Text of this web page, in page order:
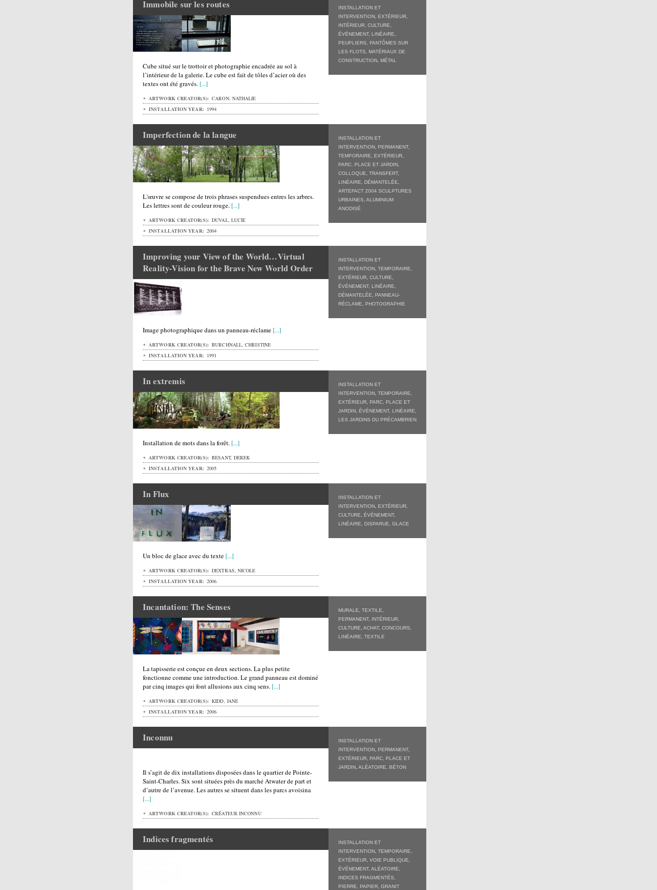
INSTALLATION ET
INTERVENTION
EXTÉRIEUR
INTÉRIEUR CULTURE
ÉVÉNEMENT, LINÉAIRE
PEUPLIERS, FANTÔMES SUR
LES FLOTS
MATÉRIAUX DE
CONSTRUCTION
MÉTAL
Immobile sur les routes
Cube situé sur le trottoir et photographie encadrée au sol à
l’intérieur de la galerie. Le cube est fait de tôles d’acier où des
textes ont été gravés. [...]
ARTWORK CREATOR(S): CARON, NATHALIE
INSTALLATION YEAR: 1994
INSTALLATION ET
INTERVENTION
PERMANENT,
TEMPORAIRE
EXTÉRIEUR
PARC, PLACE ET JARDIN
COLLOQUE
TRANSFERT,
LINÉAIRE
DÉMANTELÉE
ARTEFACT 2004 SCULPTURES
URBAINES ALUMINIUM
ANODISÉ
Imperfection de la langue
L'œuvre se compose de trois phrases suspendues entres les arbres.
Les lettres sont de couleur rouge. [...]
ARTWORK CREATOR(S): DUVAL, LUCIE
INSTALLATION YEAR: 2004
INSTALLATION ET
INTERVENTION TEMPORAIRE
EXTÉRIEUR CULTURE
ÉVÉNEMENT, LINÉAIRE
DÉMANTELÉE
PANNEAU-
RÉCLAME
PHOTOGRAPHIE
Improving your View of the World…Virtual
Reality-Vision for the Brave New World Order
Image photographique dans un panneau-réclame [...]
ARTWORK CREATOR(S): BURCHNALL, CHRISTINE
INSTALLATION YEAR: 1991
INSTALLATION ET
INTERVENTION TEMPORAIRE
EXTÉRIEUR
PARC, PLACE ET
JARDIN
ÉVÉNEMENT, LINÉAIRE
LES JARDINS DU PRÉCAMBRIEN
In extremis
Installation de mots dans la forêt. [...]
ARTWORK CREATOR(S): BESANT, DEREK
INSTALLATION YEAR: 2005
INSTALLATION ET
INTERVENTION
EXTÉRIEUR
CULTURE
ÉVÉNEMENT,
LINÉAIRE
DISPARUE GLACE
In Flux
Un bloc de glace avec du texte [...]
ARTWORK CREATOR(S): DEXTRAS, NICOLE
INSTALLATION YEAR: 2006
MURALE TEXTILE
PERMANENT, INTÉRIEUR
CULTURE ACHAT, CONCOURS
LINÉAIRE
TEXTILE
Incantation: The Senses
La tapisserie est conçue en deux sections. La plus petite
fonctionne comme une introduction. Le grand panneau est dominé
par cinq images qui font allusions aux cinq sens. [...]
ARTWORK CREATOR(S): KIDD, JANE
INSTALLATION YEAR: 2006
INSTALLATION ET
INTERVENTION
PERMANENT,
EXTÉRIEUR
PARC, PLACE ET
JARDIN ALÉATOIRE BÉTON
Inconnu
Il s’agit de dix installations disposées dans le quartier de Pointe-
Saint-Charles. Six sont situées près du marché Atwater de part et
d’autre de l’avenue. Les autres se situent dans les parcs avoisina
[...]
ARTWORK CREATOR(S): CRÉATEUR INCONNU
INSTALLATION ET
INTERVENTION TEMPORAIRE
EXTÉRIEUR VOIE PUBLIQUE
ÉVÉNEMENT, ALÉATOIRE
INDICES FRAGMENTÉS
PIERRE
PAPIER GRANIT
Indices fragmentés